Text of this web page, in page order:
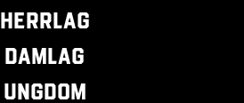
Herrlag
Damlag
Ungdom